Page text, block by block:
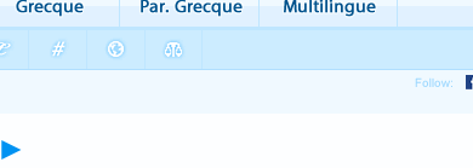
►